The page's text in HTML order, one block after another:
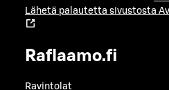
Lähetä palautetta sivustosta
Raflaamo.fi
Ravintolat